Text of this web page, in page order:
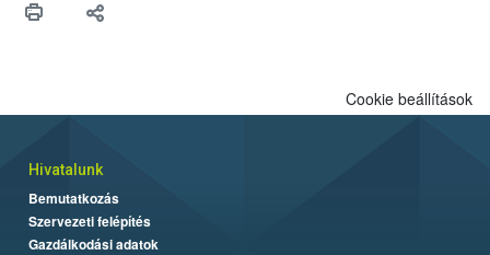
felhasználók számára is elérhető és ökológiai termesztésben is
Cookie beállítások
Hivatalunk
Bemutatkozás
Szervezeti felépítés
Gazdálkodási adatok